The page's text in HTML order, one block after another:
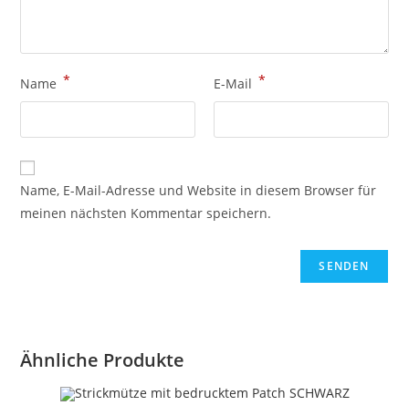
Name * E-Mail *
Name, E-Mail-Adresse und Website in diesem Browser für
meinen nächsten Kommentar speichern.
Ähnliche Produkte